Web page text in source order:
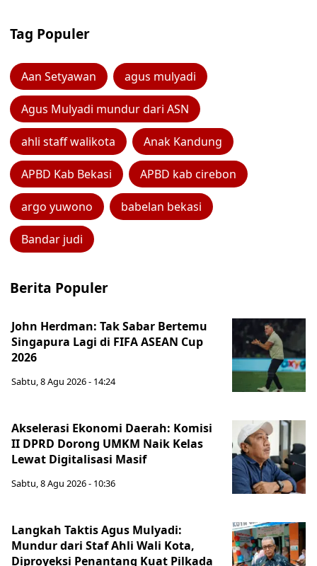
Tag Populer
Aan Setyawan agus mulyadi
Agus Mulyadi mundur dari ASN
ahli staff walikota Anak Kandung
APBD Kab Bekasi APBD kab cirebon
argo yuwono babelan bekasi
Bandar judi
Berita Populer
John Herdman: Tak Sabar Bertemu
Singapura Lagi di FIFA ASEAN Cup
2026
Sabtu, 8 Agu 2026 - 14:24
Akselerasi Ekonomi Daerah: Komisi
II DPRD Dorong UMKM Naik Kelas
Lewat Digitalisasi Masif
Sabtu, 8 Agu 2026 - 10:36
Langkah Taktis Agus Mulyadi:
Mundur dari Staf Ahli Wali Kota,
Diproyeksi Penantang Kuat Pilkada